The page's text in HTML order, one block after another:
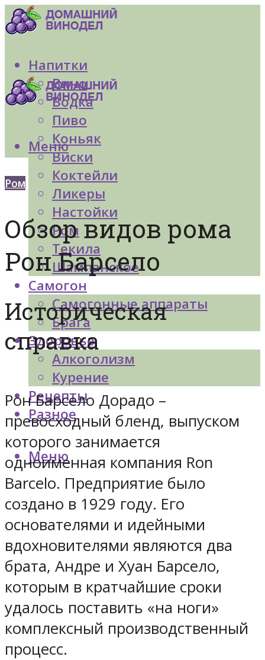
Напитки
Вино
Водка
Пиво
Коньяк
Виски
Коктейли
Ликеры
Настойки
Ром
Текила
Шампанское
Самогон
Самогонные аппараты
Брага
Здоровье
Алкоголизм
Курение
Рецепты
Разное
Меню
Меню
Ром
Обзор видов рома
Рон Барсело
Историческая
справка
Рон Барсело Дорадо –
превосходный бленд, выпуском
которого занимается
одноименная компания Ron
Barcelo. Предприятие было
создано в 1929 году. Его
основателями и идейными
вдохновителями являются два
брата, Андре и Хуан Барсело,
которым в кратчайшие сроки
удалось поставить «на ноги»
комплексный производственный
процесс.